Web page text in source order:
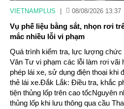
VIETNAMPLUS 08/08/2026 13:37
Vụ phế liệu bằng sắt, nhọn rơi
mắc nhiều lỗi vi phạm
Quá trình kiểm tra, lực lượng chức
Văn Tư vi phạm các lỗi làm rơi vãi
phép lái xe, sử dụng điện thoại khi
thẻ lái xe.Đắk Lắk: Điều tra, khắc
tiện thủng lốp trên cao tốcNguyên
thủng lốp khi lưu thông qua cầu